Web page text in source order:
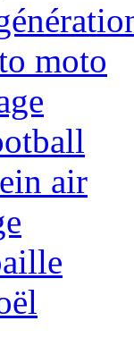
moto
air